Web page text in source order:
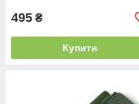
495 ₴
Купити